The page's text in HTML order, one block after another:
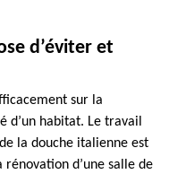
d’éviter et
sur la
habitat. Le travail
la douche italienne est
d’une salle de